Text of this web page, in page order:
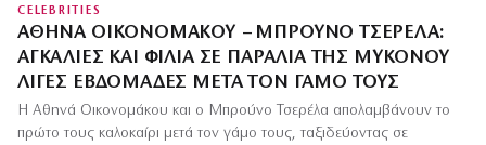
CELEBRITIES
ΑΘΗΝΆ ΟΙΚΟΝΟΜΆΚΟΥ – ΜΠΡΟΎΝΟ ΤΣΕΡΈΛΑ:
ΑΓΚΑΛΙΈΣ ΚΑΙ ΦΙΛΙΆ ΣΕ ΠΑΡΑΛΊΑ ΤΗΣ ΜΥΚΌΝΟΥ
ΛΊΓΕΣ ΕΒΔΟΜΆΔΕΣ ΜΕΤΆ ΤΟΝ ΓΆΜΟ ΤΟΥΣ
Η Αθηνά Οικονομάκου και ο Μπρούνο Τσερέλα απολαμβάνουν το
πρώτο τους καλοκαίρι μετά τον γάμο τους, ταξιδεύοντας σε